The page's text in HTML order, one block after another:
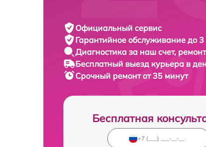
Официальный сервис
Гарантийное обслуживание до 3
Диагностика за наш счет,
Бесплатный выезд курьера в
Срочный ремонтот 35 минут
Бесплатная